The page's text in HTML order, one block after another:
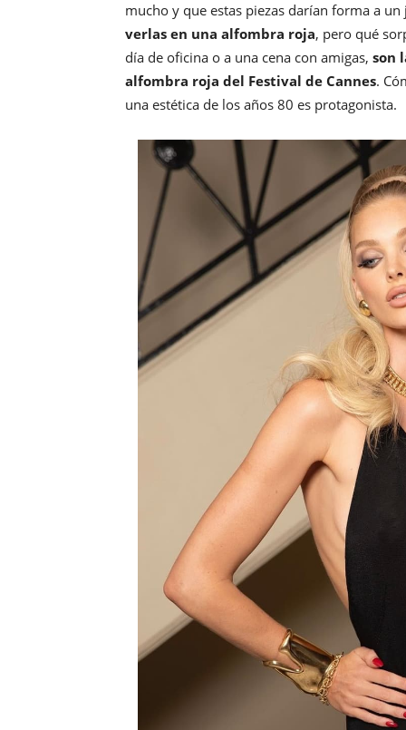
mucho y que estas piezas darían forma a
verlas en una alfombra roja, pero qué
día de oficina o a una cena con amigas, son
alfombra roja del Festival de Cannes.
una estética de los años 80 es protagonista.